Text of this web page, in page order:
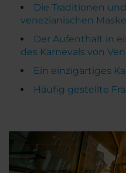
Die Traditionen
venezianischen
Der Aufenthalt in
des Karnevals von
Ein einzigartiges
Häufig gestellte